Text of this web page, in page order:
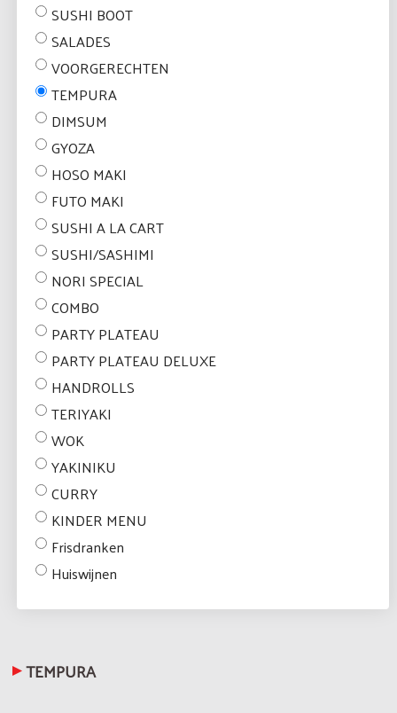
SUSHI BOOT
SALADES
VOORGERECHTEN
TEMPURA
DIMSUM
GYOZA
HOSO MAKI
FUTO MAKI
SUSHI A LA CART
SUSHI/SASHIMI
NORI SPECIAL
COMBO
PARTY PLATEAU
PARTY PLATEAU DELUXE
HANDROLLS
TERIYAKI
WOK
YAKINIKU
CURRY
KINDER MENU
Frisdranken
Huiswijnen
TEMPURA